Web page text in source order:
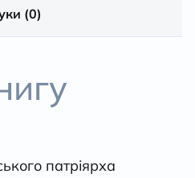
(0)
патріярха